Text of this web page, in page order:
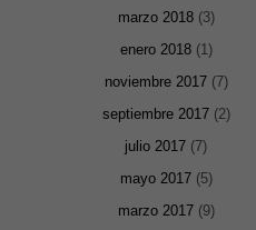
marzo 2018(3)
enero 2018(1)
noviembre 2017(7)
septiembre 2017(2)
julio 2017 (7)
mayo 2017(5)
marzo 2017(9)